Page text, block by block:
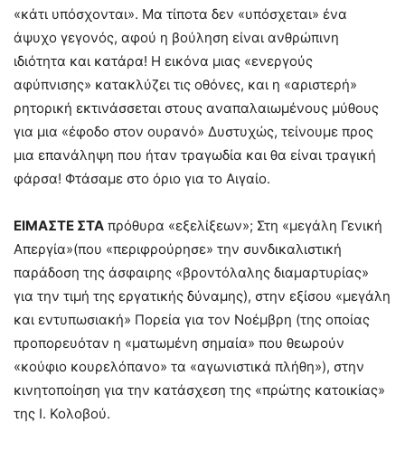
«κάτι υπόσχονται». Μα τίποτα δεν «υπόσχεται» ένα
άψυχο γεγονός, αφού η βούληση είναι ανθρώπινη
ιδιότητα και κατάρα! Η εικόνα μιας «ενεργούς
αφύπνισης» κατακλύζει τις οθόνες, και η «αριστερή»
ρητορική εκτινάσσεται στους αναπαλαιωμένους μύθους
για μια «έφοδο στον ουρανό» Δυστυχώς, τείνουμε προς
μια επανάληψη που ήταν τραγωδία και θα είναι τραγική
φάρσα! Φτάσαμε στο όριο για το Αιγαίο.
ΕΙΜΑΣΤΕ ΣΤΑ πρόθυρα «εξελίξεων»; Στη «μεγάλη Γενική
Απεργία»(που «περιφρούρησε» την συνδικαλιστική
παράδοση της άσφαιρης «βροντόλαλης διαμαρτυρίας»
για την τιμή της εργατικής δύναμης), στην εξίσου «μεγάλη
και εντυπωσιακή» Πορεία για τον Νοέμβρη (της οποίας
προπορευόταν η «ματωμένη σημαία» που θεωρούν
«κούφιο κουρελόπανο» τα «αγωνιστικά πλήθη»), στην
κινητοποίηση για την κατάσχεση της «πρώτης κατοικίας»
της Ι. Κολοβού.